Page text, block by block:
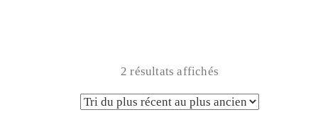
2 résultats affichés